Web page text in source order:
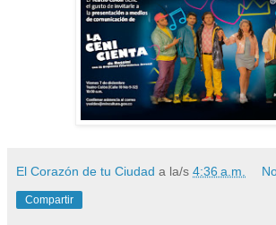
El Corazón de tu Ciudad a la/s 4:36 a.m.
Compartir